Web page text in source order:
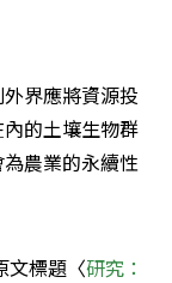
界應將資源投
的土壤生物群
農業的永續性
文標題〈研究：